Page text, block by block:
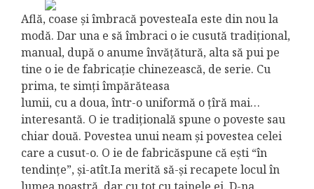
Află, coase și îmbracă povesteaIa este din nou la
modă. Dar una e să îmbraci o ie cusută tradiţional,
manual, după o anume învăţătură, alta să pui pe
tine o ie de fabricaţie chinezească, de serie. Cu
prima, te simţi împărăteasa
lumii, cu a doua, într-o uniformă o ţîră mai…
interesantă. O ie tradiţională spune o poveste sau
chiar două. Povestea unui neam şi povestea celei
care a cusut-o. O ie de fabricăspune că eşti “în
tendinţe”, şi-atît.Ia merită să-şi recapete locul în